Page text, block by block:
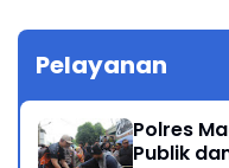
Pelayanan
Polres
Publik